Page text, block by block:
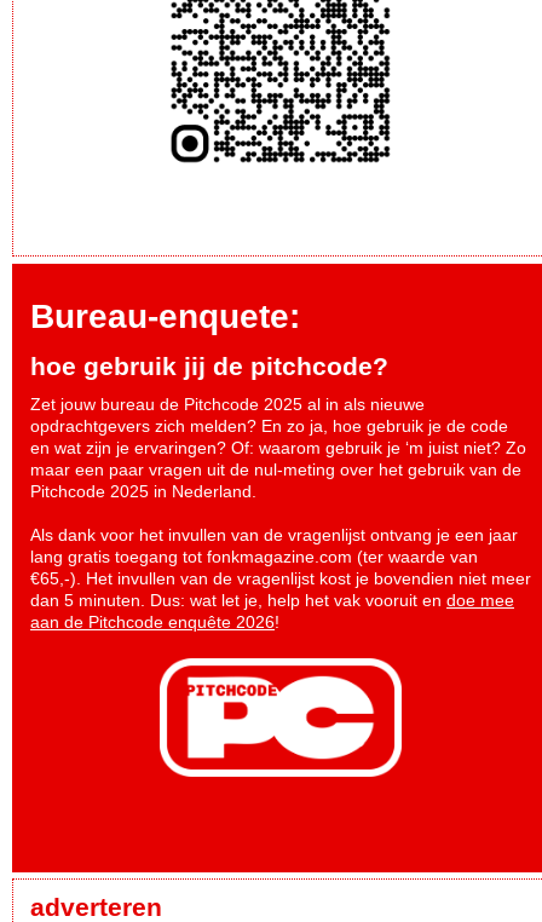
Bureau-enquete:
hoe gebruik jij de pitchcode?
Zet jouw bureau de Pitchcode 2025 al in als nieuwe
opdrachtgevers zich melden? En zo ja, hoe gebruik je de code
en wat zijn je ervaringen? Of: waarom gebruik je ‘m juist niet? Zo
maar een paar vragen uit de nul-meting over het gebruik van de
Pitchcode 2025 in Nederland.
Als dank voor het invullen van de vragenlijst ontvang je een jaar
lang gratis toegang tot fonkmagazine.com (ter waarde van
€65,-). Het invullen van de vragenlijst kost je bovendien niet meer
dan 5 minuten. Dus: wat let je, help het vak vooruit en doe mee
aan de Pitchcode enquête 2026!
adverteren